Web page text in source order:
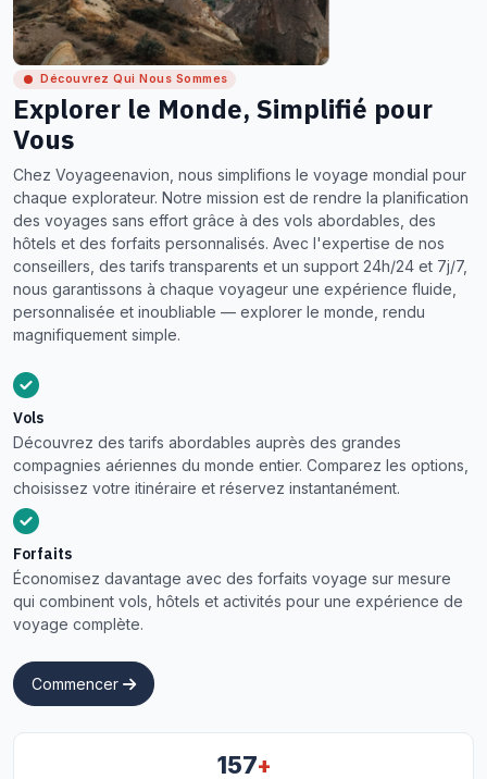
Découvrez Qui Nous Sommes
Explorer le Monde, Simplifié pour
Vous
Chez Voyageenavion, nous simplifions le voyage mondial pour
chaque explorateur. Notre mission est de rendre la planification
des voyages sans effort grâce à des vols abordables, des
hôtels et des forfaits personnalisés. Avec l'expertise de nos
conseillers, des tarifs transparents et un support 24h/24 et 7j/7,
nous garantissons à chaque voyageur une expérience fluide,
personnalisée et inoubliable — explorer le monde, rendu
magnifiquement simple.
Vols
Découvrez des tarifs abordables auprès des grandes
compagnies aériennes du monde entier. Comparez les options,
choisissez votre itinéraire et réservez instantanément.
Forfaits
Économisez davantage avec des forfaits voyage sur mesure
qui combinent vols, hôtels et activités pour une expérience de
voyage complète.
Commencer
157+